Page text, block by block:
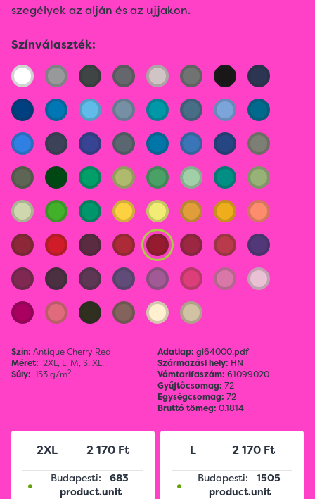
szegélyek az alján és az ujjakon.
Színválaszték:
Szín: Antique Cherry Red
Méret: 2XL, L, M,S,XL,
Súly: 153 g/m2
Adatlap: gi64000.pdf
Származási hely: HN
Vámtarifaszám: 61099020
Gyűjtőcsomag: 72
Egységcsomag: 72
Bruttó tömeg: 0.1814
2XL 2 170 Ft
• Budapesti:
683
product.unit
L 2 170 Ft
• Budapesti:
1505
product.unit